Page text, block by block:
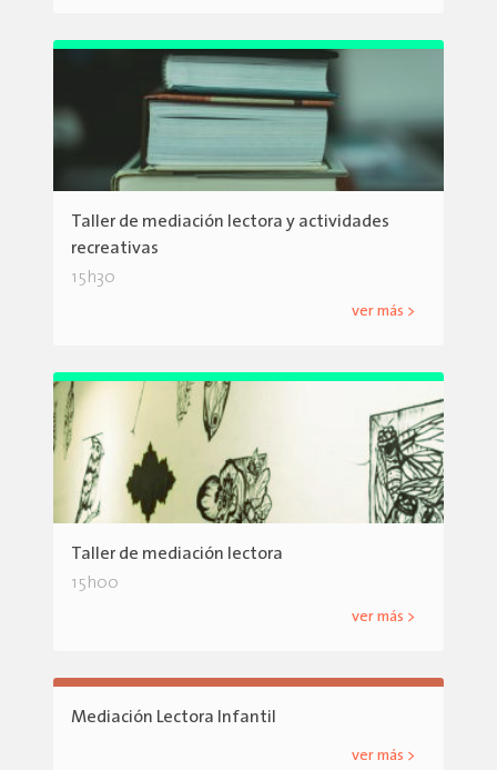
Taller de mediación lectora y actividades
recreativas
15h30
ver más >
Taller de mediación lectora
15h00
ver más >
Mediación Lectora Infantil
ver más >